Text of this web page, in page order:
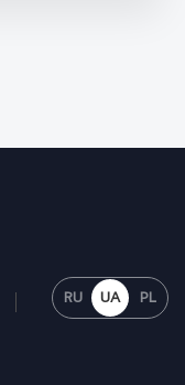
RU UA PL